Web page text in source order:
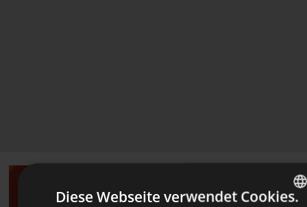
Diese Webseite verwendet Cookies.